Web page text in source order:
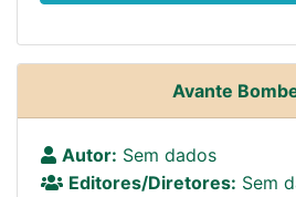
Avante
Autor: Sem dados
Editores/Diretores: Sem